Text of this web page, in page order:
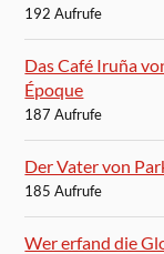
192 Aufrufe
Das Café Iruña
Époque
187 Aufrufe
Der Vater von
185 Aufrufe
Wer erfand die